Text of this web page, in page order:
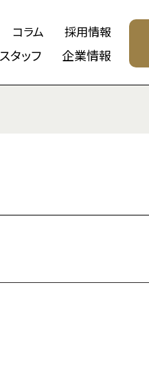
コラム 採用情報
スタッフ 企業情報